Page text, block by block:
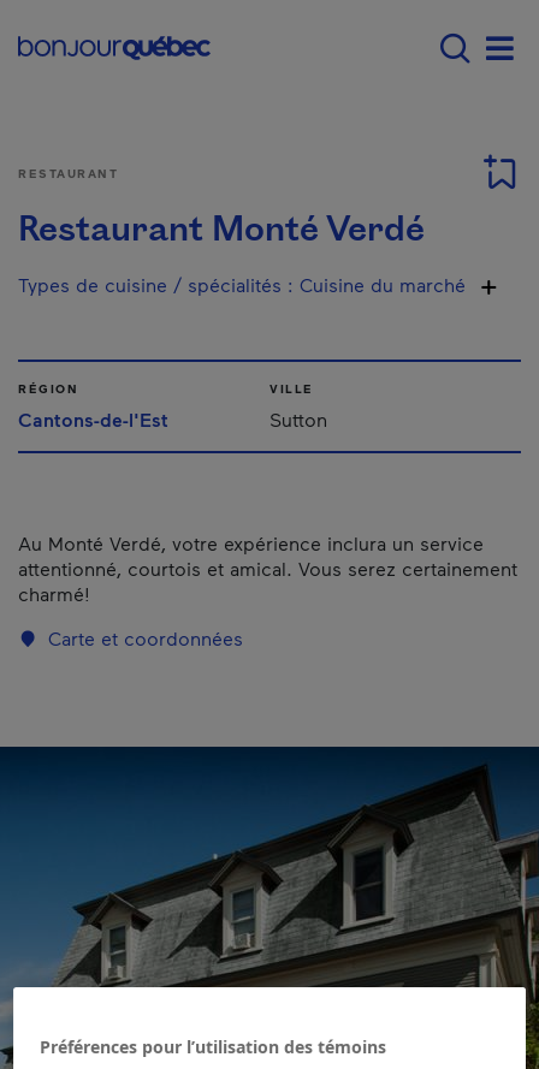
Main navigation -
RESTAURANT
Restaurant Monté Verdé
Types de cuisine / spécialités : Cuisine du marché
RÉGION
Cantons-de-l'Est
VILLE
Sutton
Au Monté Verdé, votre expérience inclura un service
attentionné, courtois et amical. Vous serez certainement
charmé!
Carte et coordonnées
Préférences pour l’utilisation des témoins